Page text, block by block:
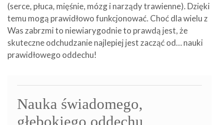
(serce, płuca, mięśnie, mózg i narządy trawienne). Dzięki
temu mogą prawidłowo funkcjonować. Choć dla wielu z
Was zabrzmi to niewiarygodnie to prawdą jest, że
skuteczne odchudzanie najlepiej jest zacząć od… nauki
prawidłowego oddechu!
Nauka świadomego,